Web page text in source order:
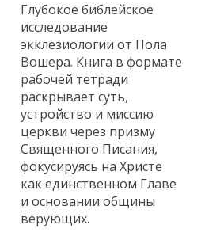
Глубокое библейское
исследование
экклезиологии от Пола
Вошера. Книга в формате
рабочей тетради
раскрывает суть,
устройство и миссию
церкви через призму
Священного Писания,
фокусируясь на Христе
как единственном Главе
и основании общины
верующих.